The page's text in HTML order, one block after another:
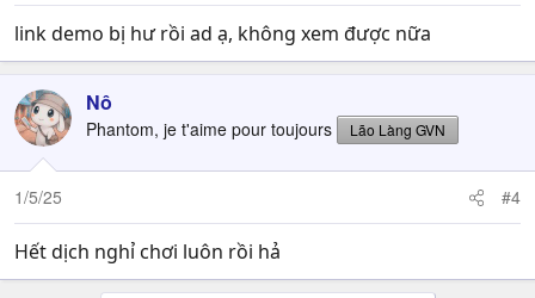
Các bác có ý tưởng nào không thì cứ góp ý để em hoàn
thiện nhé:
- Cần ý tưởng về các vùng đất TQ, Lào, Cam, Thái Lan vẽ
cái gì thì phù hợp
- Mỗi tỉnh thành đặc trưng gì để đưa vô bản đồ.
...
link demo bị hư rồi ad ạ, không xem được nữa
Nô
Phantom, je t'aime pour toujours Lão Làng GVN
1/5/25 #4
Hết dịch nghỉ chơi luôn rồi hả